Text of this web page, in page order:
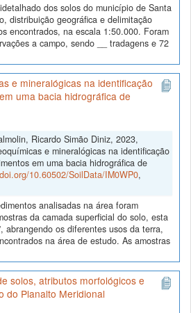
dos solos do município de Santa
distribuição geográfica e delimitação
encontrados, na escala 1:50.000. Foram
a campo, sendo __ tradagens e 72
e mineralógicas na identificação
uma bacia hidrográfica de
Ricardo Simão Diniz, 2023,
e mineralógicas na identificação
em uma bacia hidrográfica de
10.60502/SoilData/IM0WP0,
analisadas na área foram
da camada superficial do solo, esta
abrangendo os diferentes usos da terra,
na área de estudo. As amostras
solos, atributos morfológicos e
do Planalto Meridional